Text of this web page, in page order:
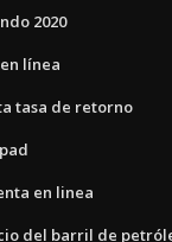
2020
línea
tasa de retorno
en linea
del barril de